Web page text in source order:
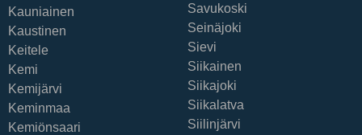
Kauniainen
Kaustinen
Keitele
Kemi
Kemijärvi
Keminmaa
Kemiönsaari
Savukoski
Seinäjoki
Sievi
Siikainen
Siikajoki
Siikalatva
Siilinjärvi